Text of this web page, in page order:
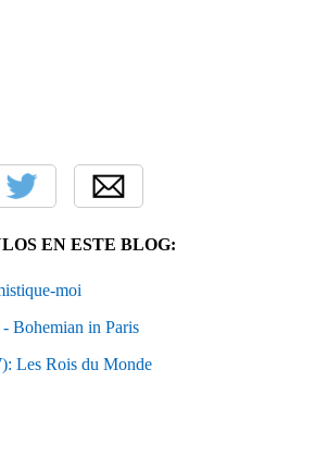
EN ESTE BLOG:
moi
Bohemian in Paris
Les Rois du Monde